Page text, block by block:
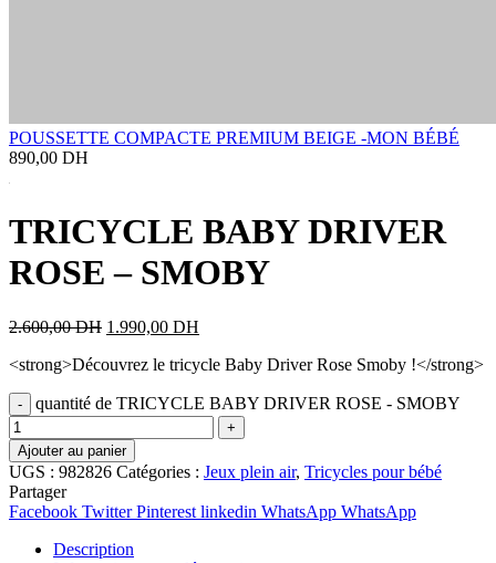
POUSSETTE COMPACTE PREMIUM BEIGE -MON BÉBÉ
890,00 DH
TRICYCLE BABY DRIVER
ROSE – SMOBY
2.600,00DH 1.990,00 DH
<strong>Découvrez le tricycle Baby Driver Rose Smoby !</strong>
quantité de TRICYCLE BABY DRIVER ROSE - SMOBY
Ajouter au panier
UGS : 982826 Catégories : Jeux plein air, Tricycles pour bébé
Partager
Facebook Twitter Pinterest linkedin WhatsApp WhatsApp
Description